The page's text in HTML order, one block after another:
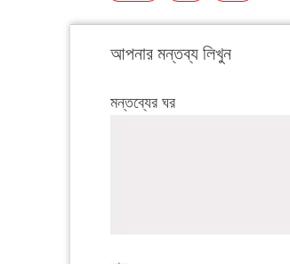
আপনার মন্তব্য লিখুন
মন্তব্যের ঘর